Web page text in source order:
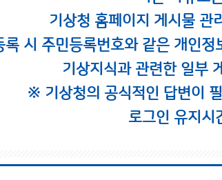
기상청 홈페이지 게시물 관
록 시 주민등록번호와 같은 개인
기상지식과 관련한 일부
※ 기상청의 공식적인 답변이
로그인 유지시